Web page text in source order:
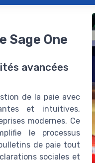
One
avancées
de la paie avec
et intuitives,
modernes. Ce
le processus
de paie tout
sociales et